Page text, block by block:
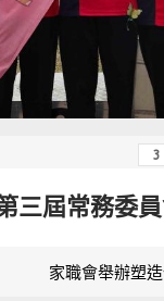
三屆常務委
家職會舉辦塑